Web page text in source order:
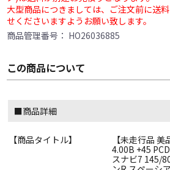
大型商品につきましては、ご注文前に送
せくださいますようお願い致します。
商品管理番号： HO26036885
この商品について
■商品詳細
【商品タイトル】
【未走行品
4.00B +45
スナビ7 145/